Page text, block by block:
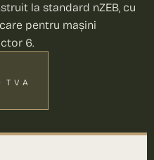
la standard nZEB, cu
pentru mașini
6.
TVA